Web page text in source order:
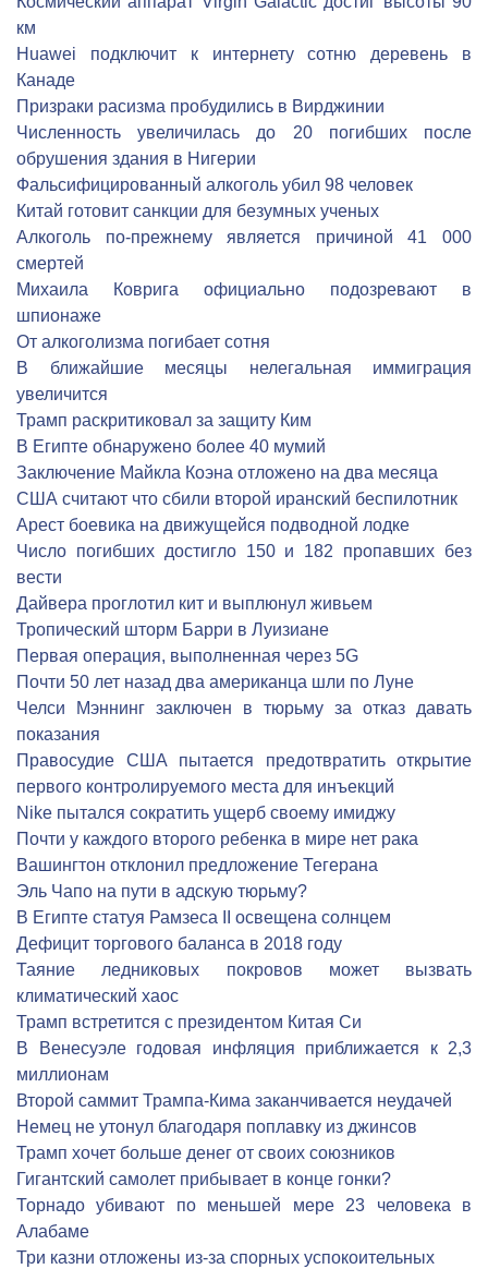
км
Huawei подключит к интернету сотню деревень в
Канаде
Призраки расизма пробудились в Вирджинии
Численность увеличилась до 20 погибших после
обрушения здания в Нигерии
Фальсифицированный алкоголь убил 98 человек
Китай готовит санкции для безумных ученых
Алкоголь по-прежнему является причиной 41 000
смертей
Михаила Коврига официально подозревают в
шпионаже
От алкоголизма погибает сотня
В ближайшие месяцы нелегальная иммиграция
увеличится
Трамп раскритиковал за защиту Ким
В Египте обнаружено более 40 мумий
Заключение Майкла Коэна отложено на два месяца
США считают что сбили второй иранский беспилотник
Арест боевика на движущейся подводной лодке
Число погибших достигло 150 и 182 пропавших без
вести
Дайвера проглотил кит и выплюнул живьем
Тропический шторм Барри в Луизиане
Первая операция, выполненная через 5G
Почти 50 лет назад два американца шли по Луне
Челси Мэннинг заключен в тюрьму за отказ давать
показания
Правосудие США пытается предотвратить открытие
первого контролируемого места для инъекций
Nike пытался сократить ущерб своему имиджу
Почти у каждого второго ребенка в мире нет рака
Вашингтон отклонил предложение Тегерана
Эль Чапо на пути в адскую тюрьму?
В Египте статуя Рамзеса II освещена солнцем
Дефицит торгового баланса в 2018 году
Таяние ледниковых покровов может вызвать
климатический хаос
Трамп встретится с президентом Китая Си
В Венесуэле годовая инфляция приближается к 2,3
миллионам
Второй саммит Трампа-Кима заканчивается неудачей
Немец не утонул благодаря поплавку из джинсов
Трамп хочет больше денег от своих союзников
Гигантский самолет прибывает в конце гонки?
Торнадо убивают по меньшей мере 23 человека в
Алабаме
Три казни отложены из-за спорных успокоительных